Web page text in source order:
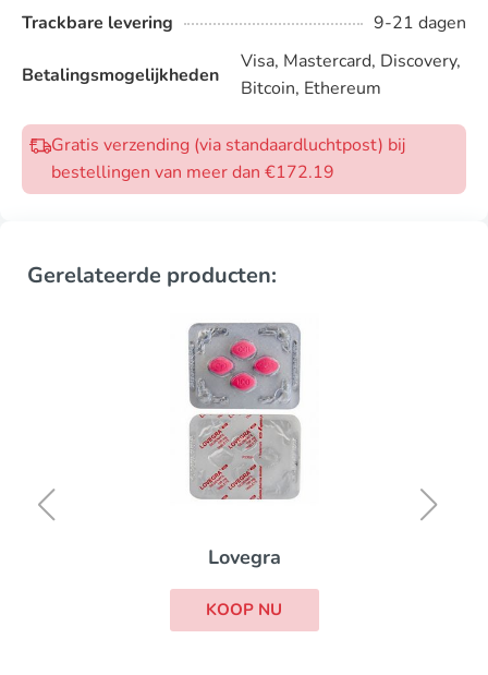
Trackbare levering 9-21 dagen
Betalingsmogelijkheden
Visa, Mastercard, Discovery,
Bitcoin, Ethereum
Gratis verzending (via standaardluchtpost) bij
bestellingen van meer dan €172.19
Gerelateerde producten:
Lovegra
KOOP NU